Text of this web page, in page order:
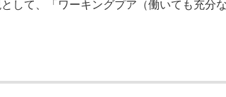
として、「ワーキングプア（働いても充分